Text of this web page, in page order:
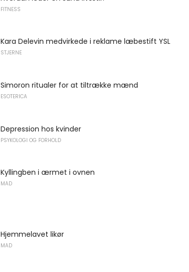
FITNESS
Kara Delevin medvirkede i reklame læbestift YSL
STJERNE
Simoron ritualer for at tiltrække mænd
ESOTERICA
Depression hos kvinder
PSYKOLOGI OG FORHOLD
Kyllingben i ærmet i ovnen
MAD
Hjemmelavet likør
MAD